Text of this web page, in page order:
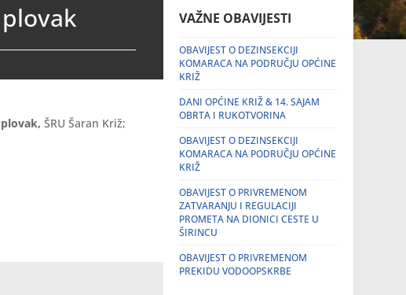
ŠRU Šaran Križ;
VAŽNE OBAVIJESTI
OBAVIJEST O DEZINSEKCIJI
KOMARACA NA PODRUČJU OPĆINE
KRIŽ
DANI OPĆINE KRIŽ & 14. SAJAM
OBRTA I RUKOTVORINA
OBAVIJEST O DEZINSEKCIJI
KOMARACA NA PODRUČJU OPĆINE
KRIŽ
OBAVIJEST O PRIVREMENOM
ZATVARANJU I REGULACIJI
PROMETA NA DIONICI CESTE U
ŠIRINCU
OBAVIJEST O PRIVREMENOM
PREKIDU VODOOPSKRBE